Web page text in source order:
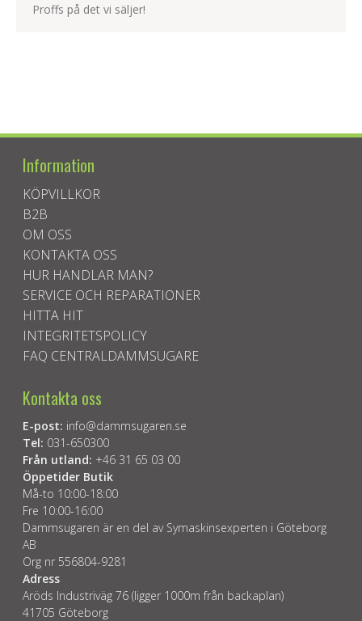
Proffs på det vi säljer!
Information
KÖPVILLKOR
B2B
OM OSS
KONTAKTA OSS
HUR HANDLAR MAN?
SERVICE OCH REPARATIONER
HITTA HIT
INTEGRITETSPOLICY
FAQ CENTRALDAMMSUGARE
Kontakta oss
E-post: info@dammsugaren.se
Tel: 031-650300
Från utland: +46 31 65 03 00
Öppetider Butik
Må-to 10:00-18:00
Fre 10:00-16:00
Dammsugaren är en del av Symaskinsexperten i Göteborg
AB
Org nr 556804-9281
Adress
Aröds Industriväg 76 (ligger 1000m från backaplan)
41705 Göteborg